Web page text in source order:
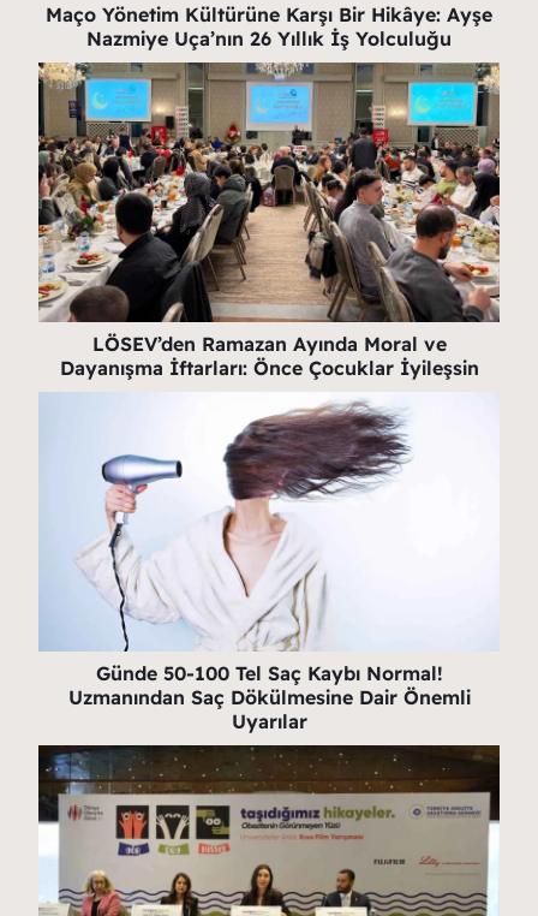
Maço Yönetim Kültürüne Karşı Bir Hikâye: Ayşe
Nazmiye Uça’nın 26 Yıllık İş Yolculuğu
LÖSEV’den Ramazan Ayında Moral ve
Dayanışma İftarları: Önce Çocuklar İyileşsin
Günde 50-100 Tel Saç Kaybı Normal!
Uzmanından Saç Dökülmesine Dair Önemli
Uyarılar